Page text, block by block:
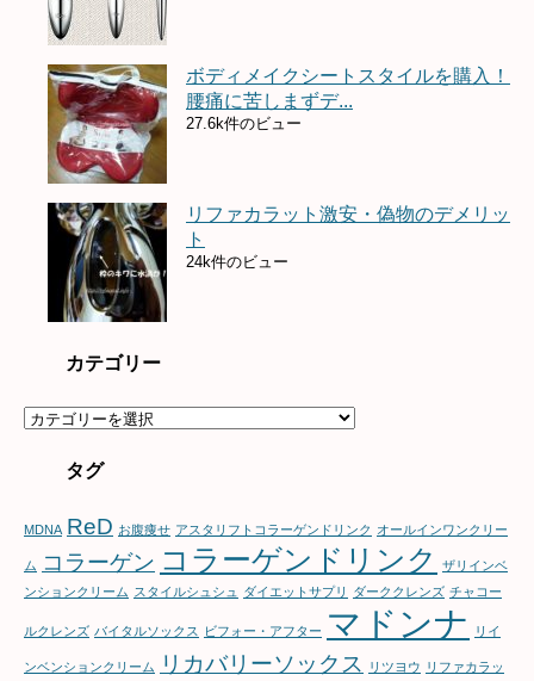
ボディメイクシートスタイルを購入！
腰痛に苦しまずデ...
27.6k件のビュー
リファカラット激安・偽物のデメリッ
ト
24k件のビュー
カテゴリー
カ
タグ
MDNA ReD お腹痩せ アスタリフトコラーゲンドリンク オールインワンクリー
ム コラーゲン コラーゲンドリンク
ザリインベ
ンションクリーム スタイルシュシュ ダイエットサプリ ダーククレンズ チャコー
ルクレンズ バイタルソックス ビフォー・アフター マドンナ リイ
ンベンションクリーム リカバリーソックス リツヨウ リファカラッ